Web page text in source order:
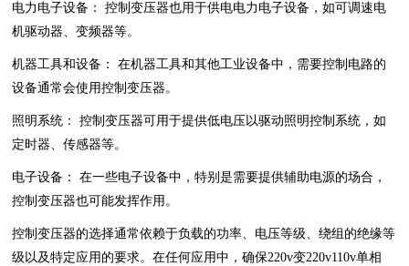
电力电子设备： 控制变压器也用于供电电力电子设备，如可调速电
机驱动器、变频器等。
机器工具和设备： 在机器工具和其他工业设备中，需要控制电路的
设备通常会使用控制变压器。
照明系统： 控制变压器可用于提供低电压以驱动照明控制系统，如
定时器、传感器等。
电子设备： 在一些电子设备中，特别是需要提供辅助电源的场合，
控制变压器也可能发挥作用。
控制变压器的选择通常依赖于负载的功率、电压等级、绕组的绝缘等
级以及特定应用的要求。在任何应用中，确保220v变220v110v单相